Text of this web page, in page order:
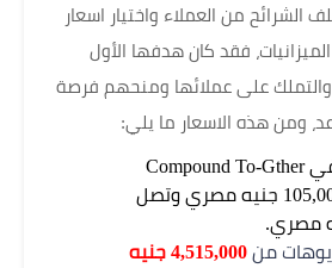
من العملاء واختيار اسعار
فقد كان هدفها الأول
على عملائها ومنحهم فرصة
ومن هذه الاسعار ما يلي:
تبدأ أسعار المتر في Compound To-Gther
New Cairo من 105,000 جنيه مصري وتصل
من
4,515,000 جنيه